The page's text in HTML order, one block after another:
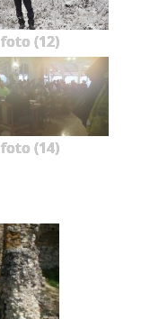
foto (12)
foto (14)